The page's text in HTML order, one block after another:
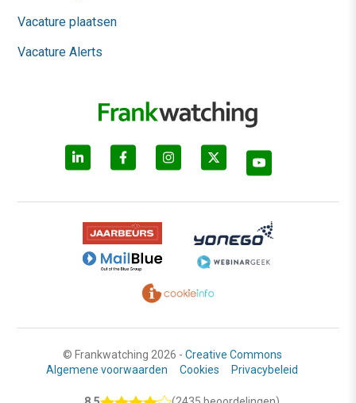
Vacature plaatsen
Vacature Alerts
© Frankwatching 2026 - Creative Commons
Algemene voorwaarden
Cookies Privacybeleid